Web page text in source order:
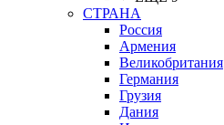
СТРАНА
Россия
Армения
Великобритания
Германия
Грузия
Дания